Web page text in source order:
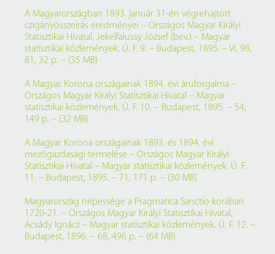
A Magyarországban 1893. január 31-én végrehajtott
czigányösszeírás eredményei – Országos Magyar Királyi
Statisztikai Hivatal, Jekelfalussy József (bev.) – Magyar
statisztikai közlemények. Ú. F. 9. – Budapest, 1895. – VI, 98,
81, 32 p. – (35 MB)
A Magyar Korona országainak 1894. évi áruforgalma –
Országos Magyar Királyi Statisztikai Hivatal – Magyar
statisztikai közlemények. Ú. F. 10. – Budapest, 1895. – 54,
149 p. – (32 MB)
A Magyar Korona országainak 1893. és 1894. évi
mezőgazdasági termelése – Országos Magyar Királyi
Statisztikai Hivatal – Magyar statisztikai közlemények. Ú. F.
11. – Budapest, 1895. – 71, 171 p. – (30 MB)
Magyarország népessége a Pragmatica Sanctio korában
1720-21. – Országos Magyar Királyi Statisztikai Hivatal,
Acsády Ignácz – Magyar statisztikai közlemények. Ú. F. 12. –
Budapest, 1896. – 68, 496 p. – (64 MB)